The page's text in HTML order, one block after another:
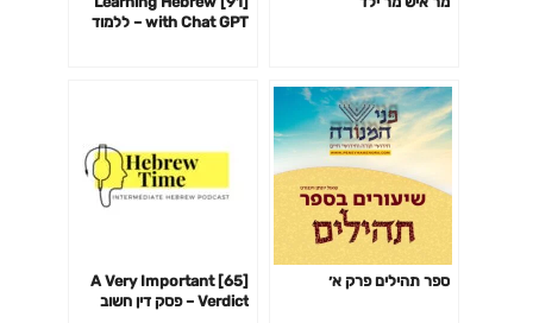
with Chat GPT – ללמוד
ספר תהילים פרק א׳
[65] A Very Important
Verdict – פסק דין חשוב